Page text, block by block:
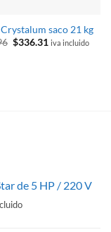
saco 21 kg
El
$336.31Eliva incluido
de 5 HP / 220 V